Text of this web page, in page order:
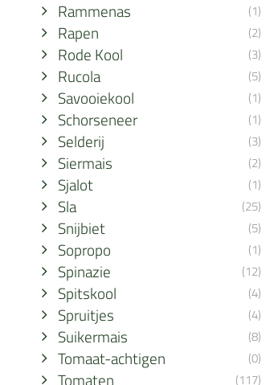
Rammenas (1)
Rapen (2)
Rode Kool (3)
Rucola (5)
Savooiekool (1)
Schorseneer (1)
Selderij (3)
Siermais (2)
Sjalot (1)
Sla (25)
Snijbiet (5)
Sopropo (1)
Spinazie (12)
Spitskool (4)
Spruitjes (4)
Suikermais (8)
Tomaat-achtigen (0)
Tomaten (117)